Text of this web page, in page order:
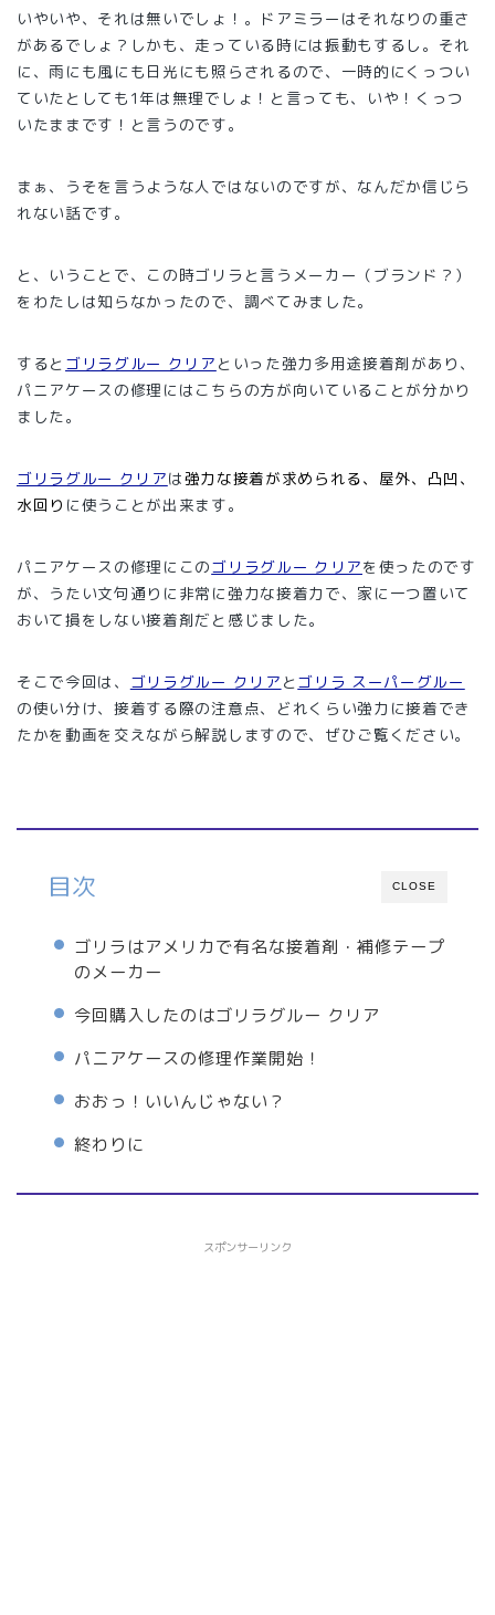
いやいや、それは無いでしょ！。ドアミラーはそれなりの重さ
があるでしょ？しかも、走っている時には振動もするし。それ
に、雨にも風にも日光にも照らされるので、一時的にくっつい
ていたとしても1年は無理でしょ！と言っても、いや！くっつ
いたままです！と言うのです。
まぁ、うそを言うような人ではないのですが、なんだか信じら
れない話です。
と、いうことで、この時ゴリラと言うメーカー（ブランド？）
をわたしは知らなかったので、調べてみました。
すると ゴリラグルー クリア といった強力多用途接着剤があり、
パニアケースの修理にはこちらの方が向いていることが分かり
ました。
ゴリラグルー クリアは強力な接着が求められる、屋外、凸凹、
水回り に使うことが出来ます。
パニアケースの修理にこのゴリラグルー クリアを使ったのです
が、うたい文句通りに非常に強力な接着力で、家に一つ置いて
おいて損をしない接着剤だと感じました。
そこで今回は、 ゴリラグルー クリア と ゴリラ スーパーグルー
の使い分け、接着する際の注意点、どれくらい強力に接着でき
たかを動画を交えながら解説しますので、ぜひご覧ください。
CLOSE
目次
ゴリラはアメリカで有名な接着剤・補修テープ
のメーカー
今回購入したのはゴリラグルー クリア
パニアケースの修理作業開始！
おおっ！いいんじゃない？
終わりに
スポンサーリンク